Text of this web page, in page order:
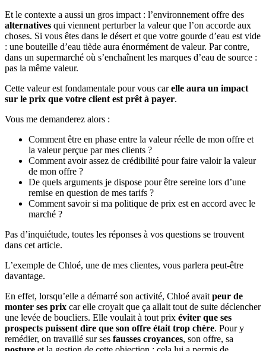
Et le contexte a aussi un gros impact : l’environnement offre des
alternatives qui viennent perturber la valeur que l’on accorde aux
choses. Si vous êtes dans le désert et que votre gourde d’eau est vide
: une bouteille d’eau tiède aura énormément de valeur. Par contre,
dans un supermarché où s’enchaînent les marques d’eau de source :
pas la même valeur.
Cette valeur est fondamentale pour vous carelle aura un impact
sur le prix que votre client est prêt à payer.
Vous me demanderez alors :
Comment être en phase entre la valeur réelle de mon offre et
la valeur perçue par mes clients ?
Comment avoir assez de crédibilité pour faire valoir la valeur
de mon offre ?
De quels arguments je dispose pour être sereine lors d’une
remise en question de mes tarifs ?
Comment savoir si ma politique de prix est en accord avec le
marché ?
Pas d’inquiétude, toutes les réponses à vos questions se trouvent
dans cet article.
L’exemple de Chloé, une de mes clientes, vous parlera peut-être
davantage.
En effet, lorsqu’elle a démarré son activité, Chloé avait peur de
monter ses prix car elle croyait que ça allait tout de suite déclencher
une levée de boucliers. Elle voulait à tout prix éviter que ses
prospects puissent dire que son offre était trop chère. Pour y
remédier, on travaillé sur ses fausses croyances, son offre, sa